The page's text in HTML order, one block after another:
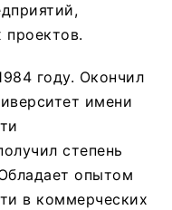
проектов.
году. Окончил
имени
степень
опытом
в коммерческих